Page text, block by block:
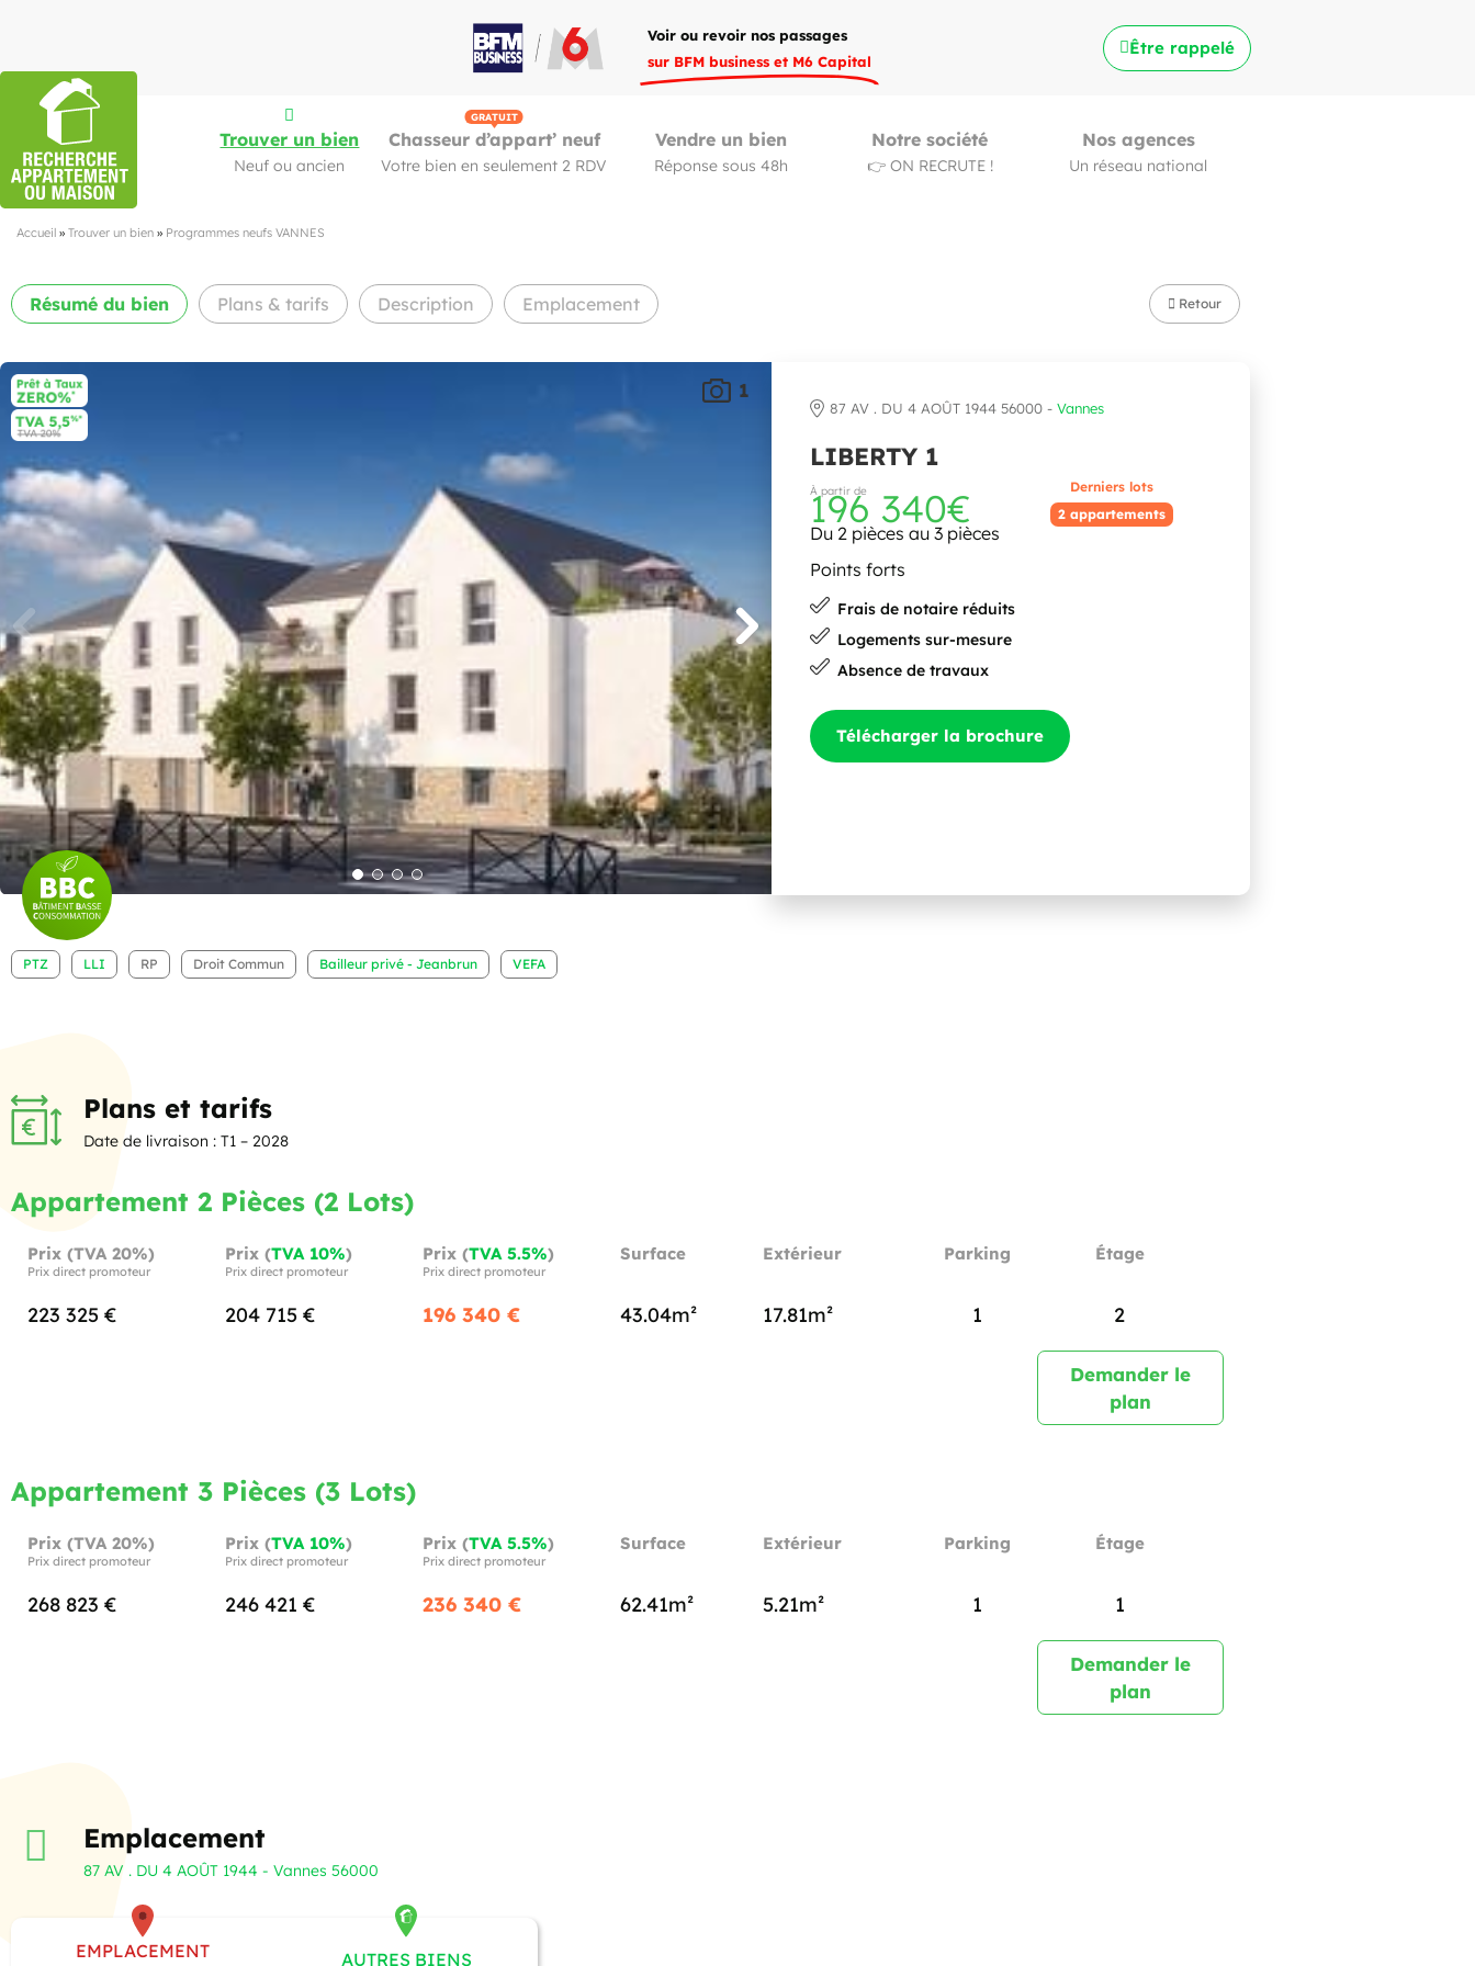
Voir ou revoir nos passages
sur BFM business et M6 Capital
Être rappelé
Trouver un bien
Neuf ou ancien
GRATUIT
Chasseur d’appart’ neuf
Votre bien en seulement 2 RDV
Vendre un bien
Réponse sous 48h
Notre société
👉 ON RECRUTE !
Nos agences
Un réseau national
Accueil » Trouver un bien » Programmes neufs VANNES
Résumé du bien Plans & tarifs Description Emplacement Retour
1
87 AV . DU 4 AOÛT 1944 56000 - Vannes
LIBERTY 1
À partir de
196 340€
Derniers lots
2 appartements
Du 2 pièces au 3 pièces
Points forts
Frais de notaire réduits
Logements sur-mesure
Absence de travaux
Télécharger la brochure
PTZ LLI RP Droit Commun Bailleur privé - Jeanbrun VEFA
Plans et tarifs
Date de livraison : T1 – 2028
Appartement 2 Pièces (2 Lots)
Prix (TVA 20%)
Prix direct promoteur
Prix (TVA 10%)
Prix direct promoteur
Prix (TVA 5.5%)
Prix direct promoteur
Surface Extérieur Parking Étage
223 325 € 204 715 € 196 340 € 43.04m² 17.81m² 1 2
Demander le
plan
Appartement 3 Pièces (3 Lots)
Prix (TVA 20%)
Prix direct promoteur
Prix (TVA 10%)
Prix direct promoteur
Prix (TVA 5.5%)
Prix direct promoteur
Surface Extérieur Parking Étage
268 823 € 246 421 € 236 340 € 62.41m² 5.21m² 1 1
Demander le
plan
Emplacement
87 AV . DU 4 AOÛT 1944 - Vannes 56000
EMPLACEMENT
AUTRES BIENS